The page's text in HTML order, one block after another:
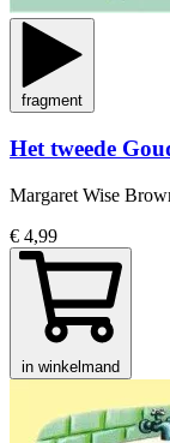
fragment
Het tweede
Margaret Wise
€ 4,99
in winkelmand